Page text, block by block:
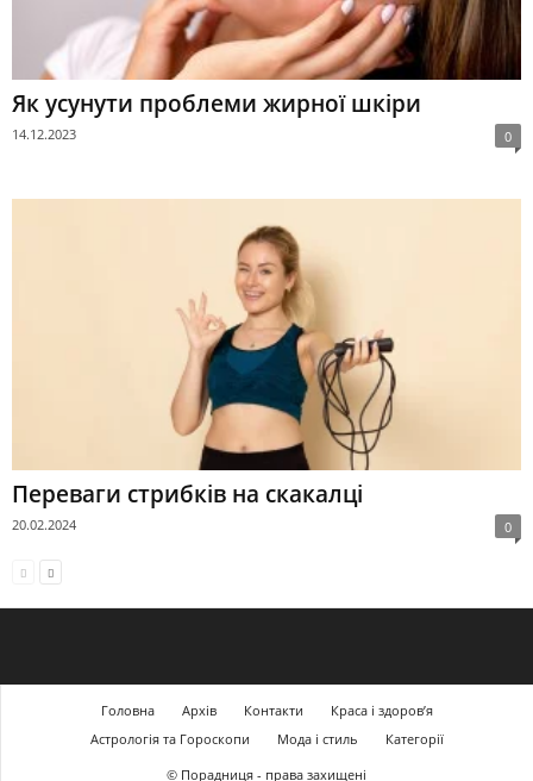
Як усунути проблеми жирної шкіри
14.12.2023 0
Переваги стрибків на скакалці
20.02.2024 0
Головна Архів Контакти
Краса і здоров’я
Астрологія та Гороскопи
Мода і стиль
Категорії
© Порадниця - права захищені